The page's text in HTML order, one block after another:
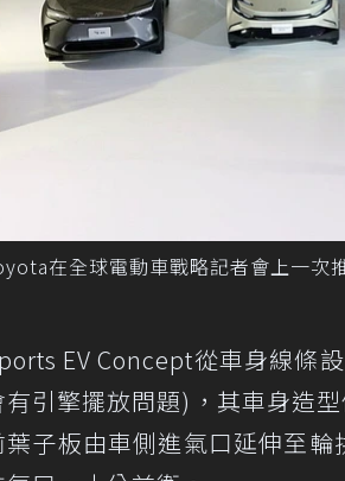
在全球電動車戰略記者會上一次
EV Concept從車身線條
有引擎擺放問題)，其車身造
葉子板由車側進氣口延伸至